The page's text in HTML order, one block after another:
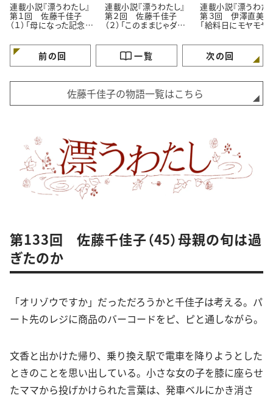
連載小説『漂うわたし』
第１回 佐藤千佳子
（１）「母になった記念
連載小説『漂うわたし』
第２回 佐藤千佳子
（２）「このままじゃダ
連載小説『漂うわた
第３回 伊澤直美（
「給料日にモヤモヤ
前の回 一覧 次の回
佐藤千佳子の物語一覧はこちら
第133回 佐藤千佳子（45）母親の旬は過
ぎたのか
「オリゾウですか」だっただろうかと千佳子は考える。パ
ート先のレジに商品のバーコードをピ、ピと通しながら。
文香と出かけた帰り、乗り換え駅で電車を降りようとした
ときのことを思い出している。小さな女の子を膝に座らせ
たママから投げかけられた言葉は、発車ベルにかき消さ